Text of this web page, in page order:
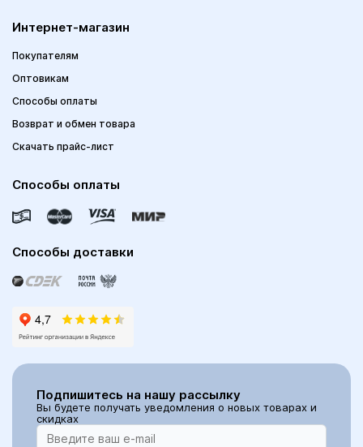
Интернет-магазин
Покупателям
Оптовикам
Способы оплаты
Возврат и обмен товара
Скачать прайс-лист
Способы оплаты
Способы доставки
Подпишитесь на нашу рассылку
Вы будете получать уведомления о новых товарах и
скидках